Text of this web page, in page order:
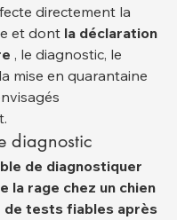
directement la
et dont la déclaration
, le diagnostic, le
mise en quarantaine
diagnostic
de diagnostiquer
la rage chez un chien
de tests fiables après